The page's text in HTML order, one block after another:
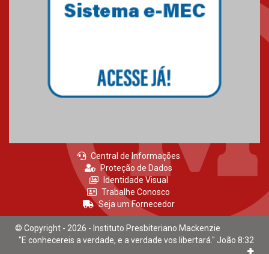
Central de Informações
Proteção de Dados
Identidade Visual
Trabalhe Conosco
Seja um Fornecedor
© Copyright - 2026 - Instituto Presbiteriano Mackenzie
"E conhecereis a verdade, e a verdade vos libertará." João 8:32